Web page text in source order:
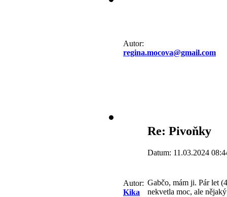
Autor:
regina.mocova@gmail.com
Autor:
Kika
Re: Pivoňky
Datum: 11.03.2024
Gabčo, mám ji. Pár let
nekvetla moc, ale